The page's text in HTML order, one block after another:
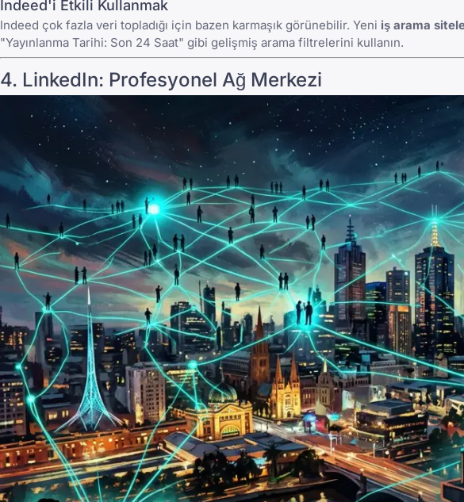
Indeed'i Etkili Kullanmak
Indeed çok fazla veri topladığı için bazen karmaşık görünebilir. Yeni iş arama
"Yayınlanma Tarihi: Son 24 Saat" gibi gelişmiş arama filtrelerini kullanın.
4. LinkedIn: Profesyonel Ağ Merkezi